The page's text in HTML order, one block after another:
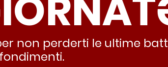
e
lasciando al caos
all’abusivismo”
non perderti le ultime